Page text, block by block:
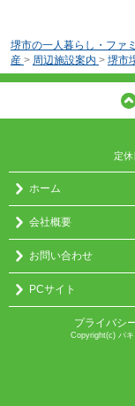
堺市の一人暮らし・ファ
産 > 周辺施設案内 > 堺市
定
ホーム
会社概要
お問い合わせ
PCサイト
プライバシ
Copyright(c) パ